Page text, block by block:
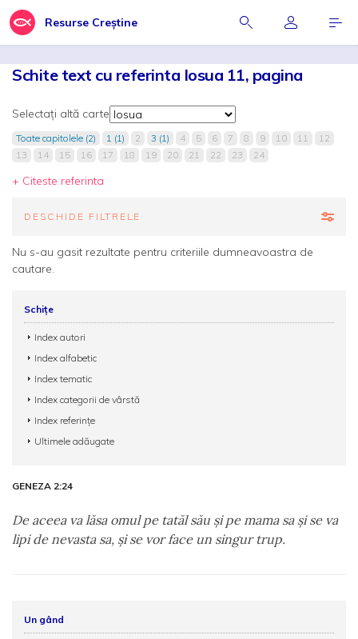
Resurse Creștine
Schite text cu referinta Iosua 11, pagina
Selectați altă carte
Toate capitolele (2) 1 (1) 2 3 (1) 4 5 6 7 8 9 10 11
12
13
14 15 16 17 18 19 20 21 22 23 24
+ Citeste referinta
DESCHIDE FILTRELE
Nu s-au gasit rezultate pentru criteriile dumneavoastra de
cautare.
Schițe
Index autori
Index alfabetic
Index tematic
Index categorii de vârstă
Index referințe
Ultimele adăugate
GENEZA 2:24
De aceea va lăsa omul pe tatăl său şi pe mama sa şi se va
lipi de nevasta sa, şi se vor face un singur trup.
Un gând